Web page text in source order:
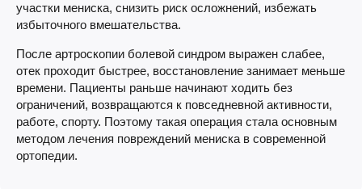
участки мениска, снизить риск осложнений, избежать
избыточного вмешательства.
После артроскопии болевой синдром выражен слабее,
отек проходит быстрее, восстановление занимает меньше
времени. Пациенты раньше начинают ходить без
ограничений, возвращаются к повседневной активности,
работе, спорту. Поэтому такая операция стала основным
методом лечения повреждений мениска в современной
ортопедии.